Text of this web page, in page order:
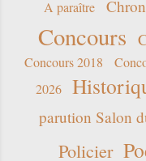
A paraître
Concours
Concours 2018
2026
parution Salon
Policier